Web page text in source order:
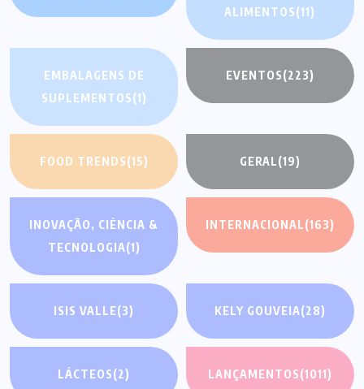
ALIMENTOS(11)
EMBALAGENS DE
SUPLEMENTOS(1)
EVENTOS(223)
FOOD TRENDS(15) GERAL(19)
INOVAÇÃO, CIÊNCIA &
TECNOLOGIA(1)
INTERNACIONAL(163)
ISIS VALLE(3) KELY GOUVEIA(28)
LÁCTEOS(2) LANÇAMENTOS(1011)